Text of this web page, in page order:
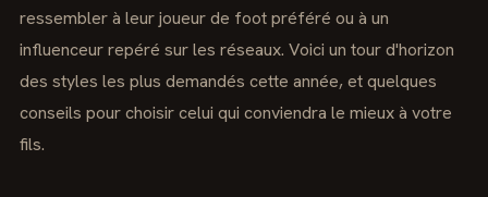
ressembler à leur joueur de foot préféré ou à un
influenceur repéré sur les réseaux. Voici un tour d'horizon
des styles les plus demandés cette année, et quelques
conseils pour choisir celui qui conviendra le mieux à votre
fils.